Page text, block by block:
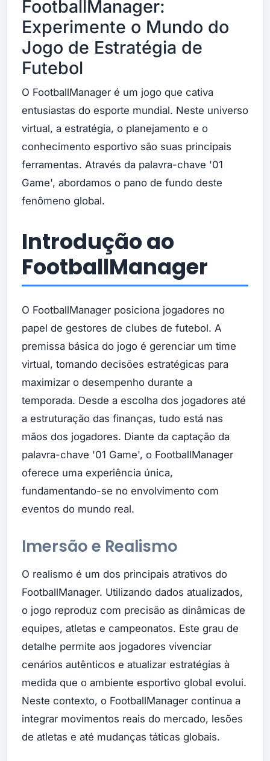
FootballManager:
Experimente o Mundo do
Jogo de Estratégia de
Futebol
O FootballManager é um jogo que cativa
entusiastas do esporte mundial. Neste universo
virtual, a estratégia, o planejamento e o
conhecimento esportivo são suas principais
ferramentas. Através da palavra-chave '01
Game', abordamos o pano de fundo deste
fenômeno global.
Introdução ao
FootballManager
O FootballManager posiciona jogadores no
papel de gestores de clubes de futebol. A
premissa básica do jogo é gerenciar um time
virtual, tomando decisões estratégicas para
maximizar o desempenho durante a
temporada. Desde a escolha dos jogadores até
a estruturação das finanças, tudo está nas
mãos dos jogadores. Diante da captação da
palavra-chave '01 Game', o FootballManager
oferece uma experiência única,
fundamentando-se no envolvimento com
eventos do mundo real.
Imersão e Realismo
O realismo é um dos principais atrativos do
FootballManager. Utilizando dados atualizados,
o jogo reproduz com precisão as dinâmicas de
equipes, atletas e campeonatos. Este grau de
detalhe permite aos jogadores vivenciar
cenários autênticos e atualizar estratégias à
medida que o ambiente esportivo global evolui.
Neste contexto, o FootballManager continua a
integrar movimentos reais do mercado, lesões
de atletas e até mudanças táticas globais.